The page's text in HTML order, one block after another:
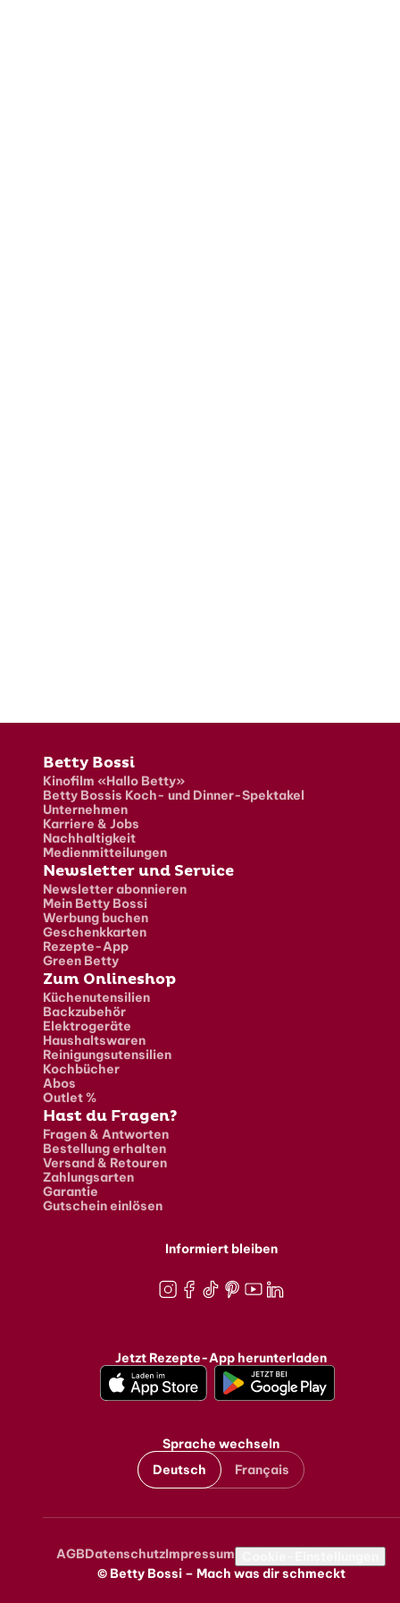
Fusszeile
Betty Bossi
Kinofilm «Hallo Betty»
Betty Bossis Koch- und Dinner-Spektakel
Unternehmen
Karriere & Jobs
Nachhaltigkeit
Medienmitteilungen
Newsletter und Service
Newsletter abonnieren
Mein Betty Bossi
Werbung buchen
Geschenkkarten
Rezepte-App
Green Betty
Zum Onlineshop
Küchenutensilien
Backzubehör
Elektrogeräte
Haushaltswaren
Reinigungsutensilien
Kochbücher
Abos
Outlet %
Hast du Fragen?
Fragen & Antworten
Bestellung erhalten
Versand & Retouren
Zahlungsarten
Garantie
Gutschein einlösen
Informiert bleiben
Jetzt Rezepte-App herunterladen
Sprache wechseln
Deutsch
Français
Metanavigation
AGBDatenschutzImpressum
© Betty Bossi – Mach was dir schmeckt